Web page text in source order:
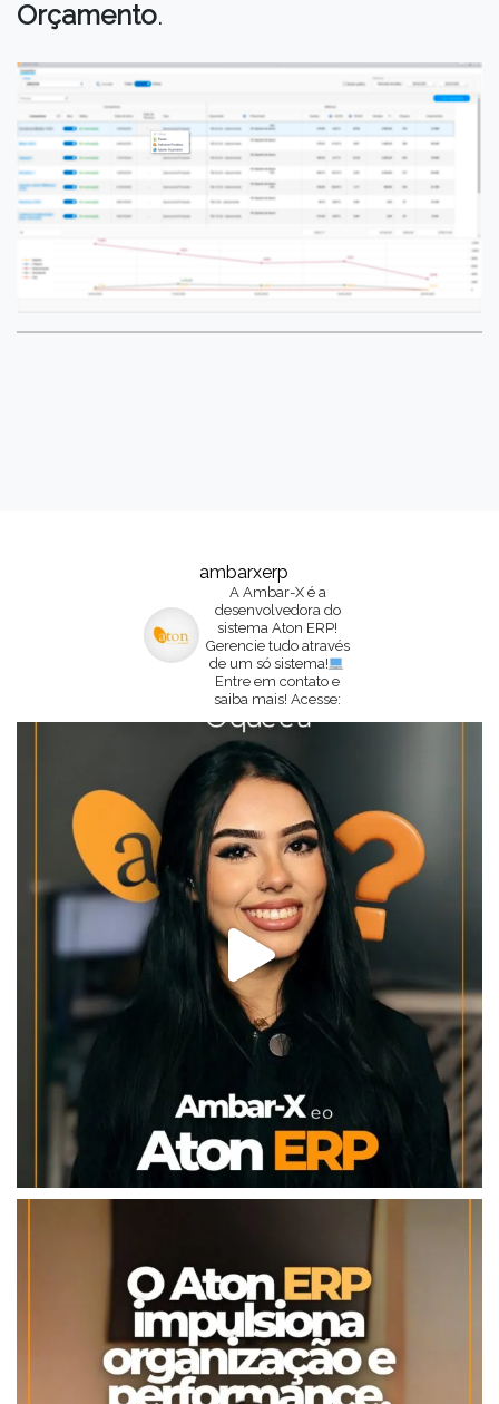
Orçamento.
ambarxerp
A Ambar-X é a
desenvolvedora do
sistema Aton ERP!
Gerencie tudo através
de um só sistema!
Entre em contato e
saiba mais! Acesse: